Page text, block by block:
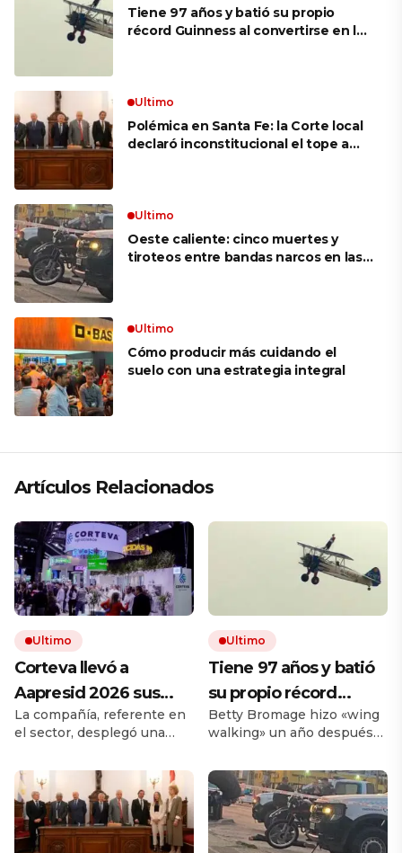
Tiene 97 años y batió su propio
récord Guinness al convertirse en la
puedo’ no existen en mi vocabulario»
Ultimo
Polémica en Santa Fe: la Corte local
declaró inconstitucional el tope a
Ultimo
Oeste caliente: cinco muertes y
tiroteos entre bandas narcos en las
Ultimo
Cómo producir más cuidando el
suelo con una estrategia integral
Artículos Relacionados
Ultimo
Corteva llevó a
Aapresid 2026 sus
soluciones integrales
para la protección de
cultivos
La compañía, referente en
el sector, desplegó una
combina productos
tradicionales y soluciones
biológicas. El portafolio
incluyó a sus últimas
novedades, como Gallery™
Ultimo
Tiene 97 años y batió
su propio récord
Guinness al
convertirse en la
mujer más longeva del
mundo en volar sobre
las alas de un avión en
movimiento: «Las
Betty Bromage hizo «wing
walking» un año después
cerebral. La acrobacia aérea
consiste en volar parada
sobre las alas de una
aeronave y ya lo había
hecho cuando tenía 93.